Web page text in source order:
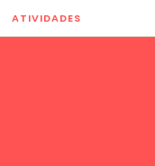
ATIVIDADES